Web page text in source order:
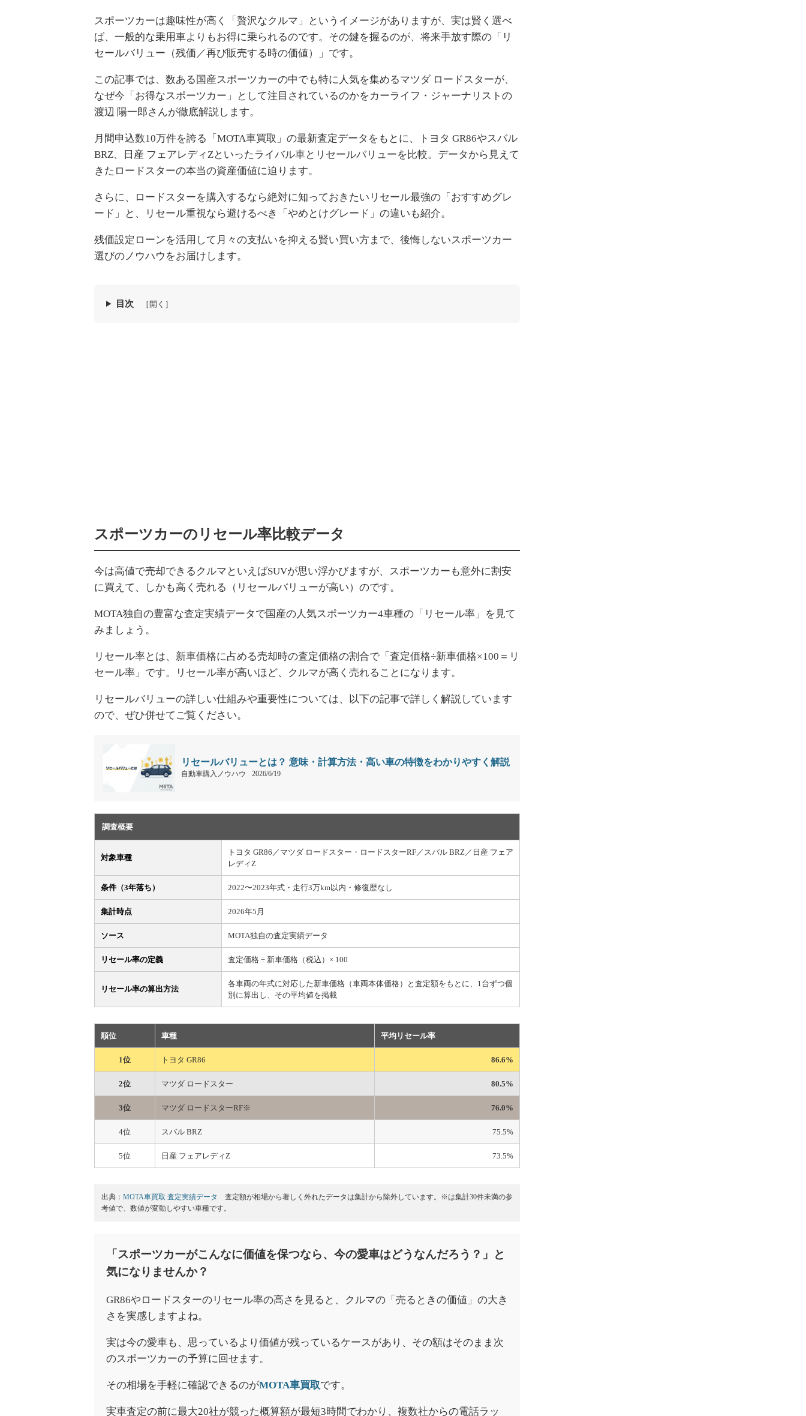
スポーツカーは趣味性が高く「贅沢なクルマ」というイメージがありますが、実は賢く選べ
ば、一般的な乗用車よりもお得に乗られるのです。その鍵を握るのが、将来手放す際の「リ
セールバリュー（残価／再び販売する時の価値）」です。
この記事では、数ある国産スポーツカーの中でも特に人気を集めるマツダ ロードスターが、
なぜ今「お得なスポーツカー」として注目されているのかをカーライフ・ジャーナリストの
渡辺 陽一郎さんが徹底解説します。
月間申込数10万件を誇る「MOTA車買取」の最新査定データをもとに、トヨタ GR86やスバル
BRZ、日産 フェアレディZといったライバル車とリセールバリューを比較。データから見えて
きたロードスターの本当の資産価値に迫ります。
さらに、ロードスターを購入するなら絶対に知っておきたいリセール最強の「おすすめグレ
ード」と、リセール重視なら避けるべき「やめとけグレード」の違いも紹介。
残価設定ローンを活用して月々の支払いを抑える賢い買い方まで、後悔しないスポーツカー
選びのノウハウをお届けします。
目次 ［開く］
スポーツカーのリセール率比較データ
今は高値で売却できるクルマといえばSUVが思い浮かびますが、スポーツカーも意外に割安
に買えて、しかも高く売れる（リセールバリューが高い）のです。
MOTA独自の豊富な査定実績データで国産の人気スポーツカー4車種の「リセール率」を見て
みましょう。
リセール率とは、新車価格に占める売却時の査定価格の割合で「査定価格÷新車価格×100＝リ
セール率」です。リセール率が高いほど、クルマが高く売れることになります。
リセールバリューの詳しい仕組みや重要性については、以下の記事で詳しく解説しています
ので、ぜひ併せてご覧ください。
リセールバリューとは？ 意味・計算方法・高い車の特徴をわかりやすく解説
自動車購入ノウハウ 2026/6/19
調査概要
対象車種
トヨタ GR86／マツダ ロードスター・ロードスターRF／スバル BRZ／日産 フェア
レディZ
条件（3年落ち） 2022〜2023年式・走行3万km以内・修復歴なし
集計時点 2026年5月
ソース MOTA独自の査定実績データ
リセール率の定義 査定価格 ÷ 新車価格（税込）× 100
リセール率の算出方法
各車両の年式に対応した新車価格（車両本体価格）と査定額をもとに、1台ずつ個
別に算出し、その平均値を掲載
順位 車種 平均リセール率
1位 トヨタ GR86 86.6%
2位 マツダ ロードスター 80.5%
3位 マツダ ロードスターRF※ 76.0%
4位 スバル BRZ 75.5%
5位 日産 フェアレディZ 73.5%
出典： MOTA車買取 査定実績データ
査定額が相場から著しく外れたデータは集計から除外しています。※は集計30件未満の参
考値で、数値が変動しやすい車種です。
「スポーツカーがこんなに価値を保つなら、今の愛車はどうなんだろう？」と
気になりませんか？
GR86やロードスターのリセール率の高さを見ると、クルマの「売るときの価値」の大き
さを実感しますよね。
実は今の愛車も、思っているより価値が残っているケースがあり、その額はそのまま次
のスポーツカーの予算に回せます。
その相場を手軽に確認できるのがMOTA車買取です。
実車査定の前に最大20社が競った概算額が最短3時間でわかり、複数社からの電話ラッ